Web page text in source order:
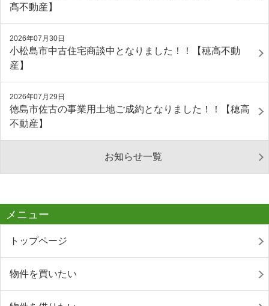
髙不動産】
2026年07月30日
小松島市中古住宅商談中となりました！！【穂高不動
産】
2026年07月29日
徳島市佐古の事業用土地ご成約となりました！！【穂高
不動産】
お知らせ一覧
メニュー
トップページ
物件を買いたい